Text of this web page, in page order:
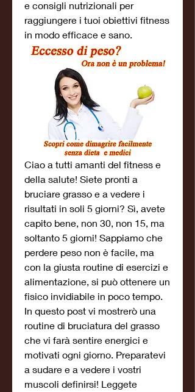
e consigli nutrizionali per
raggiungere i tuoi obiettivi fitness
in modo efficace e sano.
Ciao a tutti amanti del fitness e
della salute! Siete pronti a
bruciare grasso e a vedere i
risultati in soli 5 giorni? Sì, avete
capito bene, non 30, non 15, ma
soltanto 5 giorni! Sappiamo che
perdere peso non è facile, ma
con la giusta routine di esercizi e
alimentazione, si può ottenere un
fisico invidiabile in poco tempo.
In questo post vi mostrerò una
routine di bruciatura del grasso
che vi farà sentire energici e
motivati ogni giorno. Preparatevi
a sudare e a vedere i vostri
muscoli definirsi! Leggete